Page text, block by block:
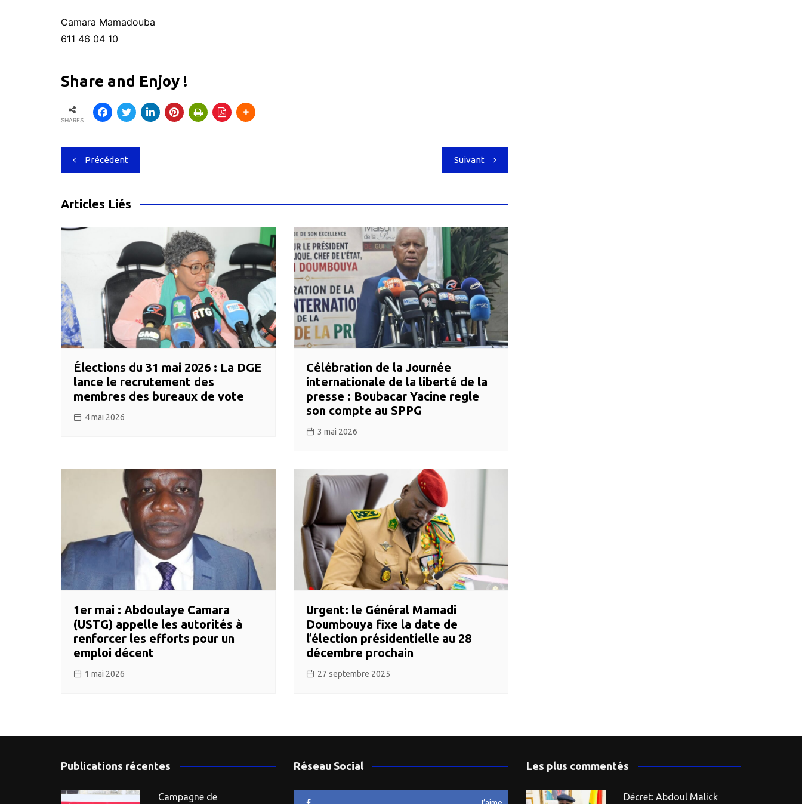
Camara Mamadouba
611 46 04 10
Share and Enjoy !
SHARES
Navigation
de
l’article
Précédent Suivant
Articles Liés
Élections du 31 mai 2026 : La DGE
lance le recrutement des
membres des bureaux de vote
4 mai 2026
Célébration de la Journée
internationale de la liberté de la
presse : Boubacar Yacine regle
son compte au SPPG
3 mai 2026
1er mai : Abdoulaye Camara
(USTG) appelle les autorités à
renforcer les efforts pour un
emploi décent
1 mai 2026
Urgent: le Général Mamadi
Doumbouya fixe la date de
l’élection présidentielle au 28
décembre prochain
27 septembre 2025
Publications récentes
Campagne de
Réseau Social Les plus commentés
Décret: Abdoul Malick